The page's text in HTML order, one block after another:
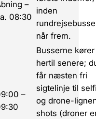
–
08:30
inden
når frem.
–
Busserne kører
hertil senere;
får næsten fri
sigtelinje til
og drone-
shots (droner